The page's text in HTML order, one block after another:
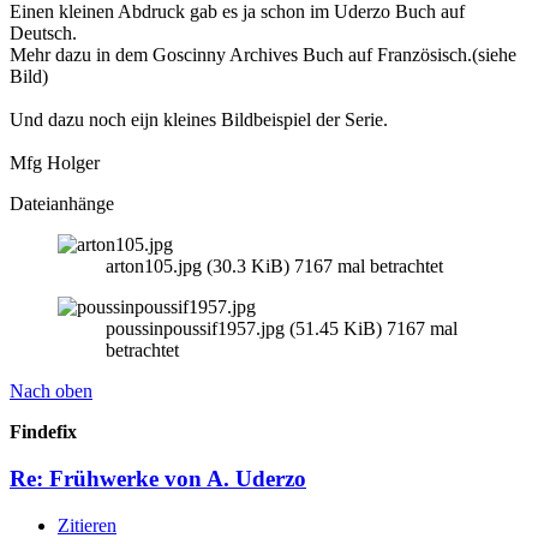
Einen kleinen Abdruck gab es ja schon im Uderzo Buch auf
Deutsch.
Mehr dazu in dem Goscinny Archives Buch auf Französisch.(siehe
Bild)
Und dazu noch eijn kleines Bildbeispiel der Serie.
Mfg Holger
Dateianhänge
arton105.jpg (30.3 KiB) 7167 mal betrachtet
poussinpoussif1957.jpg (51.45 KiB) 7167 mal
betrachtet
Nach oben
Findefix
Re: Frühwerke von A. Uderzo
Zitieren